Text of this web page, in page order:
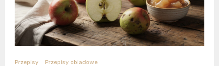
Przepisy Przepisy obiadowe